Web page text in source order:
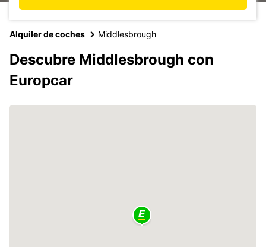
Alquiler de coches Middlesbrough
Descubre Middlesbrough con
Europcar